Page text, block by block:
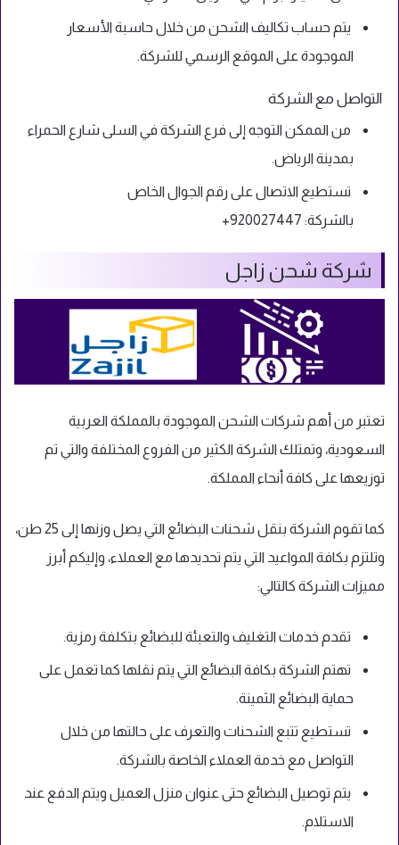
يتم حساب تكاليف الشحن من خلال حاسبة الأسعار
الموجودة على الموقع الرسمي للشركة.
التواصل مع الشركة
من الممكن التوجه إلى فرع الشركة في السلى شارع الحمراء
بمدينة الرياض.
تستطيع الاتصال على رقم الجوال الخاص
بالشركة:
شركة شحن زاجل
تعتبر من أهم شركات الشحن الموجودة بالمملكة العربية
السعودية، وتمتلك الشركة الكثير من الفروع المختلفة والتي تم
توزيعها على كافة أنحاء المملكة.
كما تقوم الشركة بنقل شحنات البضائع التي يصل وزنها إلى 25 طن،
وتلتزم بكافة المواعيد التي يتم تحديدها مع العملاء، وإليكم أبرز
مميزات الشركة كالتالي:
تقدم خدمات التغليف والتعبئة للبضائع بتكلفة رمزية.
تهتم الشركة بكافة البضائع التي يتم نقلها كما تعمل على
حماية البضائع الثمينة.
تستطيع تتبع الشحنات والتعرف على حالتها من خلال
التواصل مع خدمة العملاء الخاصة بالشركة.
يتم توصيل البضائع حتى عنوان منزل العميل ويتم الدفع عند
الاستلام.